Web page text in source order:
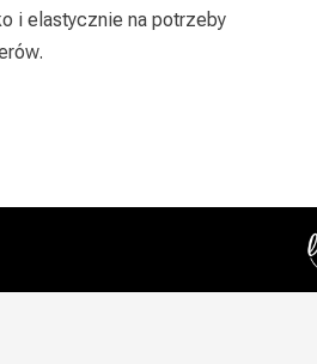
i elastycznie na potrzeby